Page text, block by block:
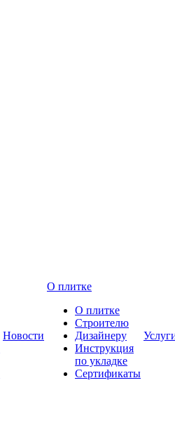
Новости
О плитке
О плитке
Строителю
Дизайнеру
Инструкция
по укладке
Сертификаты